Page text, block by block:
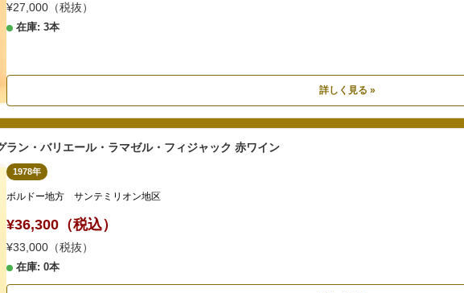
¥27,000（税抜）
在庫: 3本
詳しく見る »
ラン・バリエール・ラマゼル・フィジャック 赤ワイン
1978年
ボルドー地方 サンテミリオン地区
¥36,300（税込）
¥33,000（税抜）
在庫: 0本